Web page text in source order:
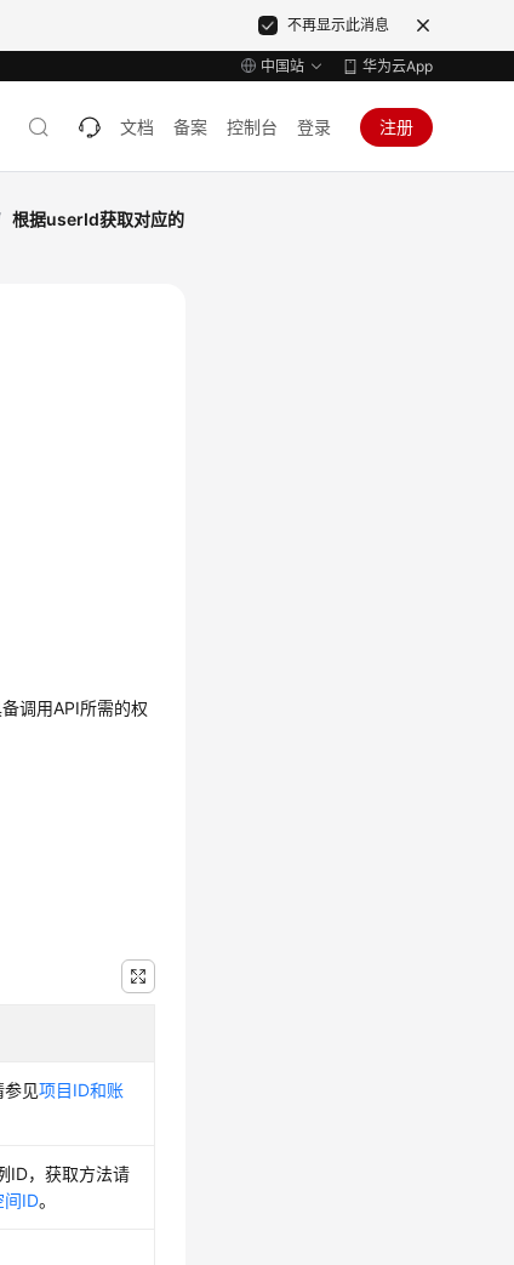
不再显示此消息
中国站 华为云App
文档 备案 控制台 登录 注册
根据userId获取对应的
调用API所需的权
参见项目ID和账
ID，获取方法请
间ID。